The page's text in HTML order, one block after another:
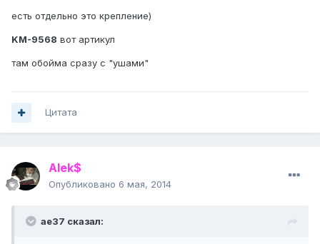
есть отдельно это крепление)
KM-9568 вот артикул
там обойма сразу с "ушами"
Цитата
Alek$
Опубликовано 6 мая, 2014
ae37 сказал: